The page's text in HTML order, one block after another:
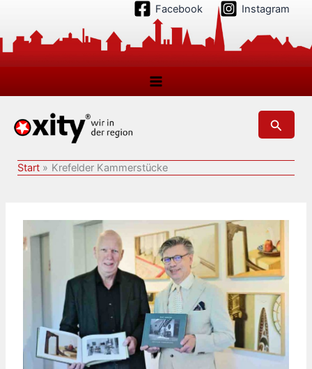
springen
Facebook Instagram
Suchen
Start Krefelder Kammerstücke